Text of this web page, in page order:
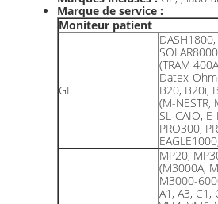
Marque de service :
Moniteur patient
GE
(TRAM
Datex-
B20, B20i,
(M-NESTR,
SL-CAIO,
PRO300,
MP20,
(M3000A,
M3000-
A1, A3, C1,